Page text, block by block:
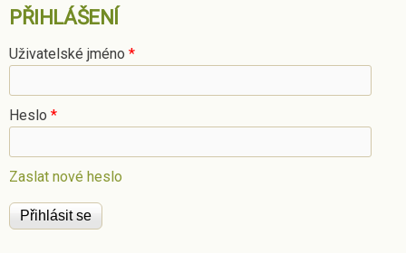
PŘIHLÁŠENÍ
Uživatelské jméno *
Heslo *
Zaslat nové heslo